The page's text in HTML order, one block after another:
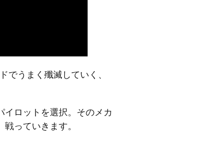
でうまく殲滅していく、
ロットを選択。そのメカ
っていきます。